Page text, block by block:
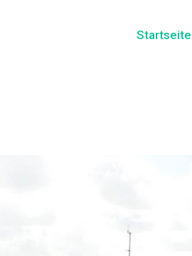
Startseite